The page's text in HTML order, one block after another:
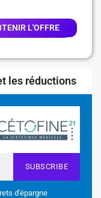
L'OFFRE
les réductions
SUBSCRIBE
d'épargne